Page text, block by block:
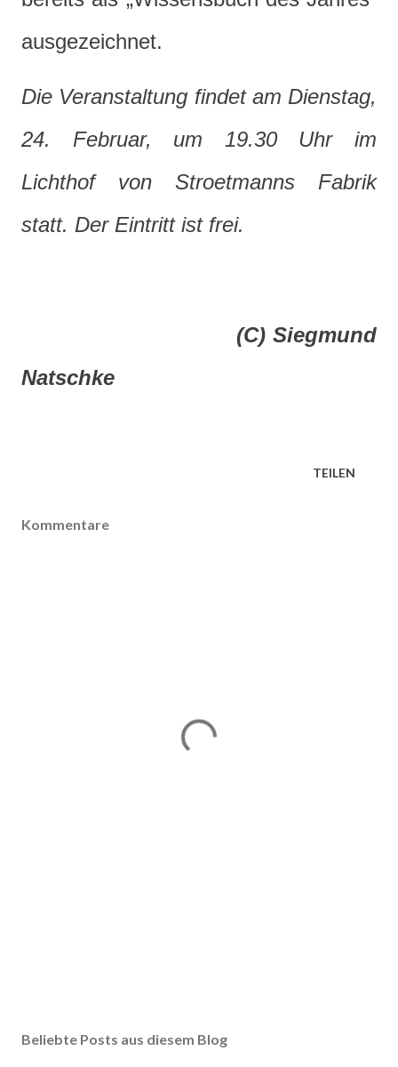
ausgezeichnet.
Die Veranstaltung findet am Dienstag,
24. Februar, um 19.30 Uhr im
Lichthof von Stroetmanns Fabrik
statt. Der Eintritt ist frei.
(C) Siegmund
Natschke
TEILEN
Kommentare
Beliebte Posts aus diesem Blog